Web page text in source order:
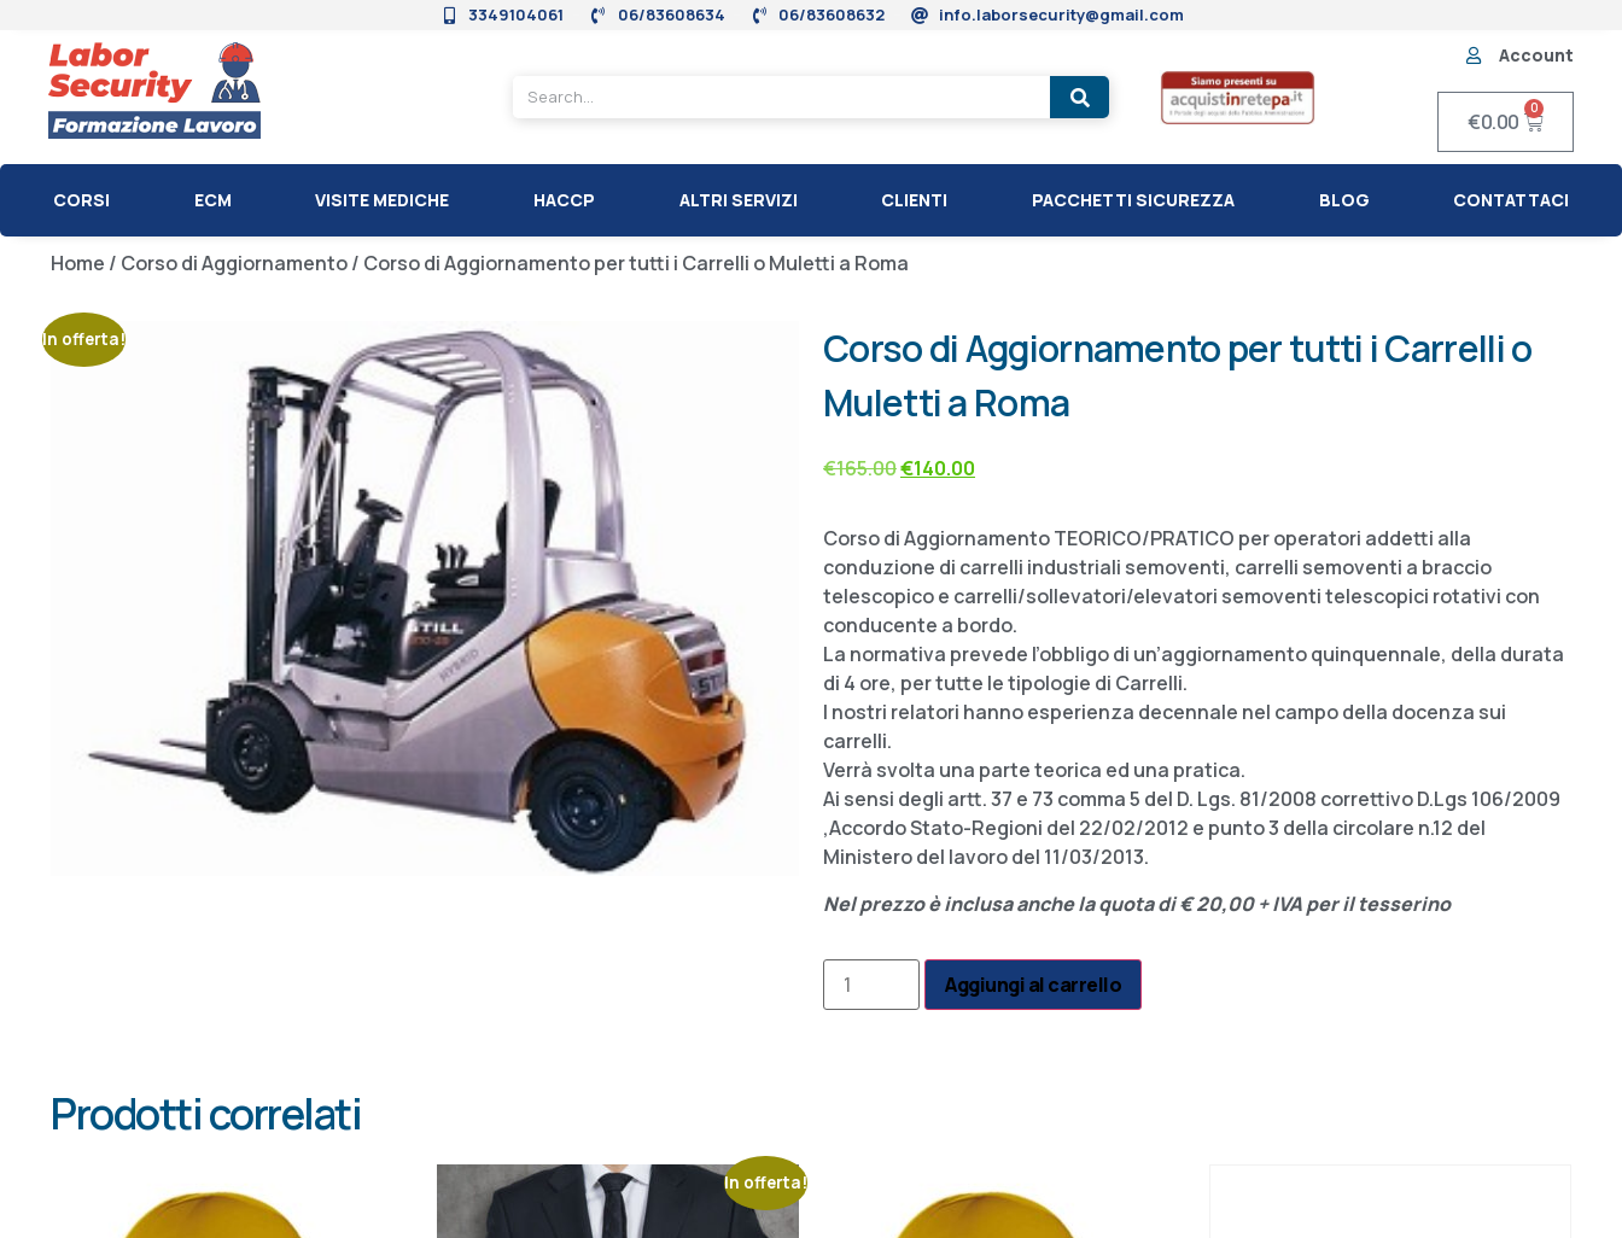
3349104061 06/83608634 06/83608632 info.laborsecurity@gmail.com
Account
€0.00
0
CORSI ECM VISITE MEDICHE HACCP ALTRI SERVIZI CLIENTI PACCHETTI SICUREZZA BLOG CONTATTACI
Home / Corso di Aggiornamento/ Corso di Aggiornamento per tutti i Carrelli o Muletti a Roma
In offerta!
Corso di Aggiornamento per tutti i Carrelli o
Muletti a Roma
€165.00€140.00
Corso di Aggiornamento TEORICO/PRATICO per operatori addetti alla
conduzione di carrelli industriali semoventi, carrelli semoventi a braccio
telescopico e carrelli/sollevatori/elevatori semoventi telescopici rotativi con
conducente a bordo.
La normativa prevede l’obbligo di un’aggiornamento quinquennale, della durata
di 4 ore, per tutte le tipologie di Carrelli.
I nostri relatori hanno esperienza decennale nel campo della docenza sui
carrelli.
Verrà svolta una parte teorica ed una pratica.
Ai sensi degli artt. 37 e 73 comma 5 del D. Lgs. 81/2008 correttivo D.Lgs 106/2009
,Accordo Stato-Regioni del 22/02/2012 e punto 3 della circolare n.12 del
Ministero del lavoro del 11/03/2013.
Nel prezzo è inclusa anche la quota di € 20,00 + IVA per il tesserino
Aggiungi al carrello
Prodotti correlati
In offerta!